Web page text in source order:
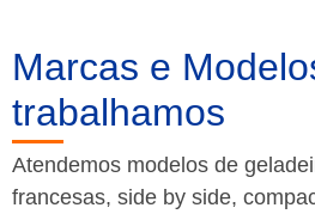
Marcas e
trabalhamos
Atendemos modelos de
francesas, side by side,